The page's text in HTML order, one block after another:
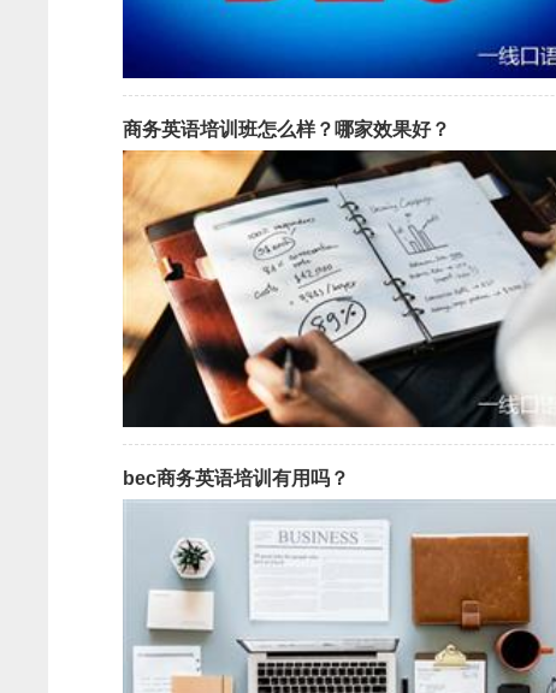
商务英语培训班怎么样？哪家效果好？
bec商务英语培训有用吗？